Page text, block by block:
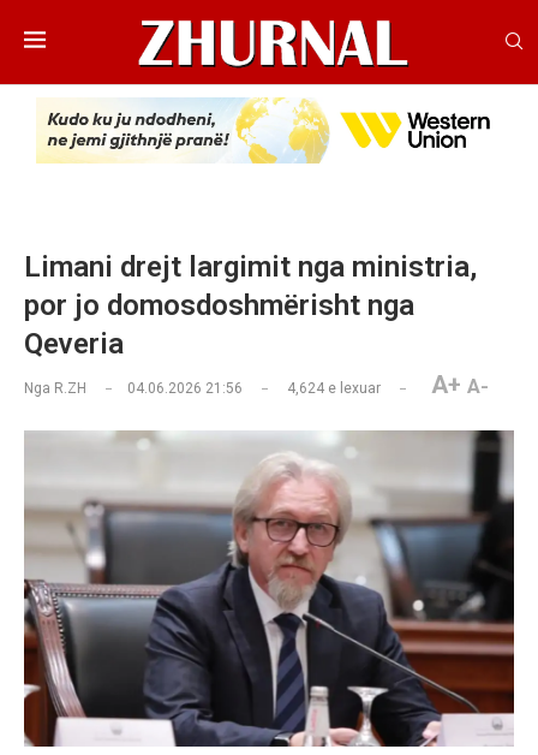
Limani drejt largimit nga ministria,
por jo domosdoshmërisht nga
Qeveria
Nga R.ZH 04.06.2026 21:56 4,624 e lexuar A+ A-